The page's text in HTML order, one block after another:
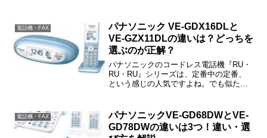
電話機・FAX
パナソニック VE-GDX16DLと
VE-GZX11DLの違いは？どっちを
選ぶのが正解？
パナソニックのコードレス電話機『RU・
RU・RU』シリーズは、定番中の定番、
という感じの人気ですよね。でも似た型
は、との違いや口コミ、価格情報などを
ご紹介しますね。パナ...
電話機・FAX
パナソニックVE-GD68DWとVE-
GD78DWの違いは3つ！違い・選